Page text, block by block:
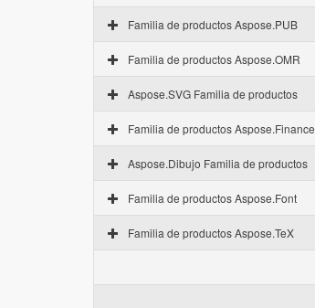
Familia de productos Aspose.PUB
Familia de productos Aspose.OMR
Aspose.SVG Familia de productos
Familia de productos Aspose.Finance
Aspose.Dibujo Familia de productos
Familia de productos Aspose.Font
Familia de productos Aspose.TeX